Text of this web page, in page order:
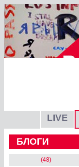
LIVE
БЛОГИ
(48)